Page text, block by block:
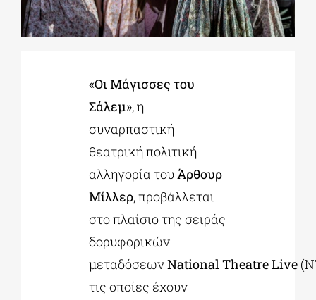
ΕΚΠΑΙΔΕΥΤΙΚΑ ΙΔΡΥΜΑΤΑ
ΠΟΛΙΤΙΣΤΙΚΟΙ ΦΟΡΕΙΣ
«Οι Μάγισσες του
Σάλεμ», η
συναρπαστική
θεατρική πολιτική
αλληγορία του Άρθουρ
Μίλλερ, προβάλλεται
στο πλαίσιο της σειράς
δορυφορικών
μεταδόσεωνNational TheatreLive
τις οποίες έχουν